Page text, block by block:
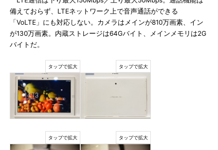
備えておらず、LTEネットワーク上で音声通話ができる
「VoLTE」にも対応しない。カメラはメインが810万画素、イン
が130万画素。内蔵ストレージは64Gバイト、メインメモリは2G
バイトだ。